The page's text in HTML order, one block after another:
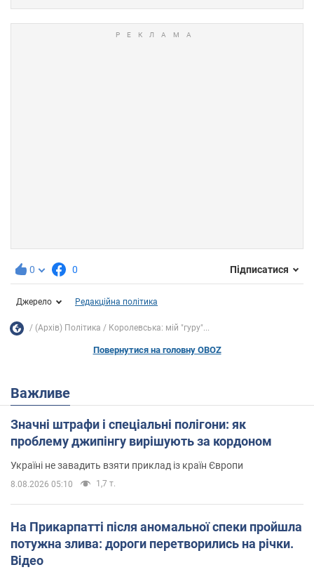
0 0 Підписатися
Джерело Редакційна політика
(Архів) Політика Королевська: мій "гуру"...
Повернутися на головну OBOZ
Важливе
Значні штрафи і спеціальні полігони: як
проблему джипінгу вирішують за кордоном
Україні не завадить взяти приклад із країн Європи
8.08.2026 05:10 1,7 т.
На Прикарпатті після аномальної спеки пройшла
потужна злива: дороги перетворились на річки.
Відео